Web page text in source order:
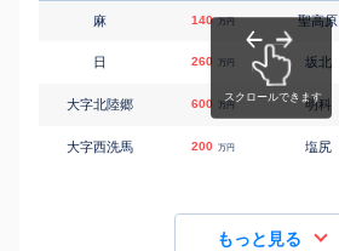
麻 140 万円 聖高原
日 260 万円 坂北
大字北陸郷 600 万円 明科
大字西洗馬 200 万円 塩尻
もっと見る